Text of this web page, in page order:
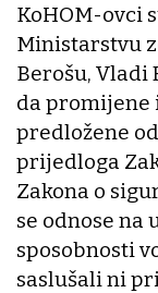
KoHOM-ovci
Ministarstvu
Berošu,
da promijene
predložene
prijedloga
Zakona o
se odnose na
sposobnosti
saslušali ni